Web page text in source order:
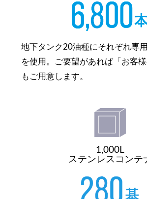
地下タンク20油種にそれぞれ専
を使用。ご要望があれば「お客様
もご用意します。
1,000L
ステンレスコンテ